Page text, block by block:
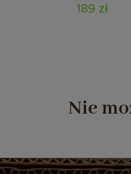
189 zł
Nie